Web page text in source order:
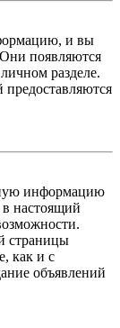
и вы
появляются
разделе.
информацию
в настоящий
страницы
как и с
объявлений